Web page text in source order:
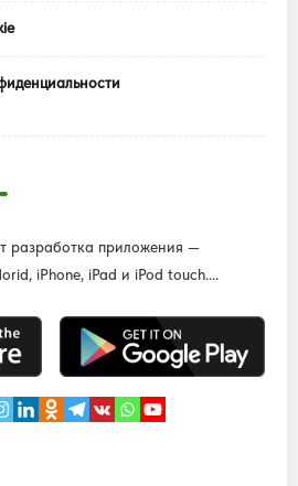
разработка приложения —
iPhone, iPad и iPod touch....